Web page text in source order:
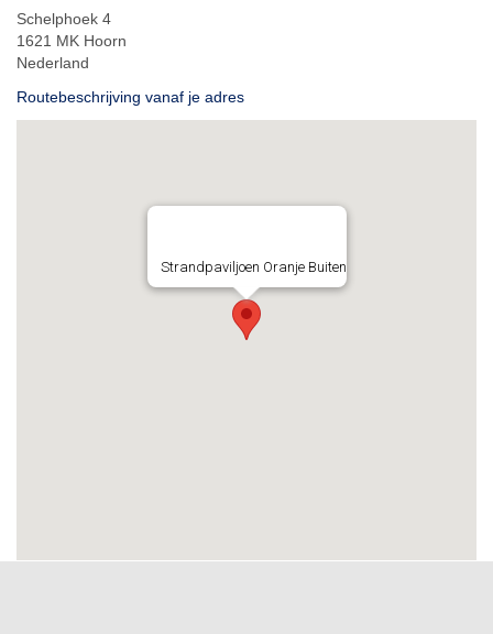
Schelphoek 4
1621 MK Hoorn
Nederland
Routebeschrijving vanaf je adres
Strandpaviljoen Oranje Buiten